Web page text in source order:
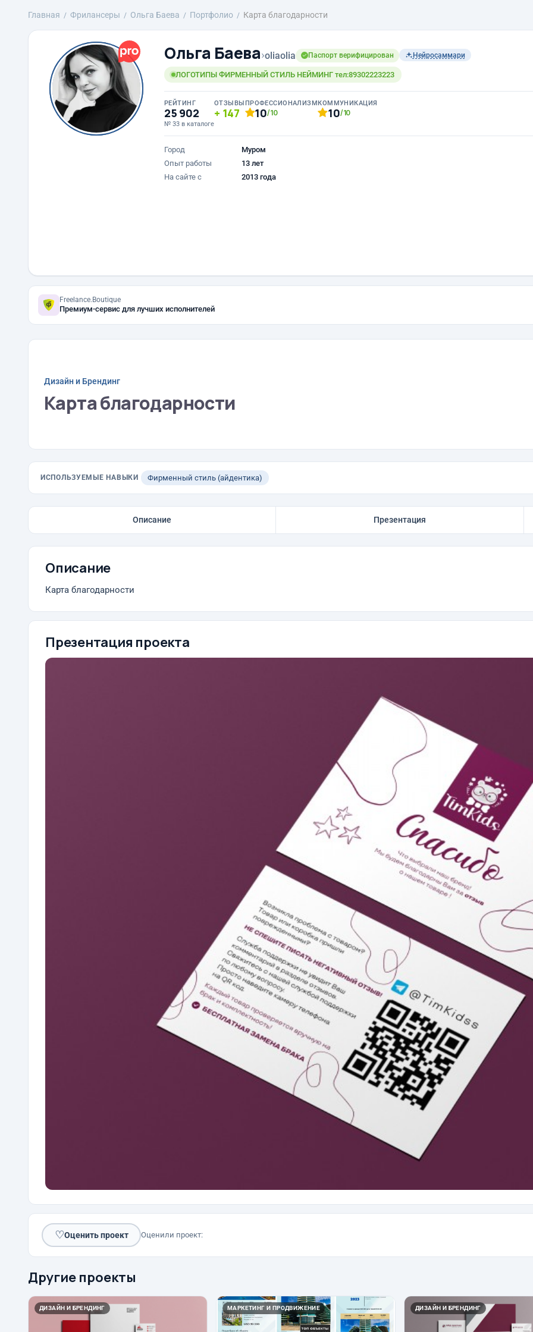
Главная Фрилансеры Ольга Баева Портфолио Карта благодарности
Ольга Баева›oliaolia Паспорт верифицирован Нейросаммари
ЛОГОТИПЫ ФИРМЕННЫЙ СТИЛЬ НЕЙМИНГ тел:89302223223
РЕЙТИНГ
25 902
№ 33 в каталоге
ОТЗЫВЫ
147
ПРОФЕССИОНАЛИЗМ
10/10
КОММУНИКАЦИЯ
10/10
Город
Муром
Опыт работы
13 лет
На сайте с
2013 года
Freelance.Boutique
Премиум-сервис для лучших исполнителей
Дизайн и Брендинг
Карта благодарности
ИСПОЛЬЗУЕМЫЕ НАВЫКИ Фирменный стиль (айдентика)
Описание Презентация
Описание
Карта благодарности
Презентация проекта
♡Оценить проект Оценили проект:
Другие проекты
ДИЗАЙН И БРЕНДИНГ МАРКЕТИНГ И ПРОДВИЖЕНИЕ ДИЗАЙН И БРЕНДИНГ